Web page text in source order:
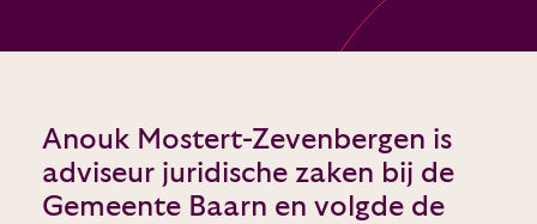
Anouk Mostert-Zevenbergen is
adviseur juridische zaken bij de
Gemeente Baarn en volgde de